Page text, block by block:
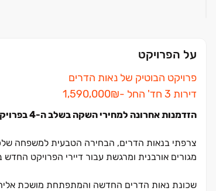
על הפרויקט
פרויקט הבוטיק של נאות הדרים
דירות ‏3 חד' החל ‏-‏₪‏1,590,000
הזדמנות אחרונה למחירי השקה בשלב ה-4 בפרויקט 'צרפתי בנאות הדרים' באר שבע - דירת 3 חדרים החל מ-1,590,000 ₪!
צרפתי בנאות הדרים, הבחירה הטבעית למשפחה
מגורים אורבנית ומרגשת עבור דיירי הפרויקט
שכונת נאות הדרים החדשה והמתפתחת מושכת אליה